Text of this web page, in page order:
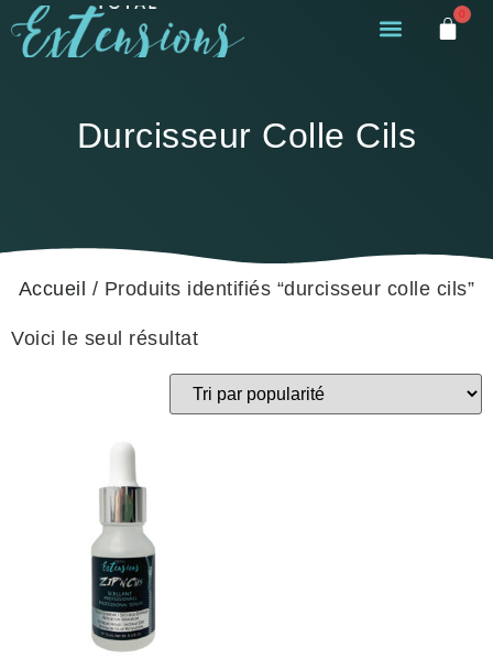
0
Durcisseur Colle Cils
Accueil / Produits identifiés “durcisseur colle cils”
Voici le seul résultat